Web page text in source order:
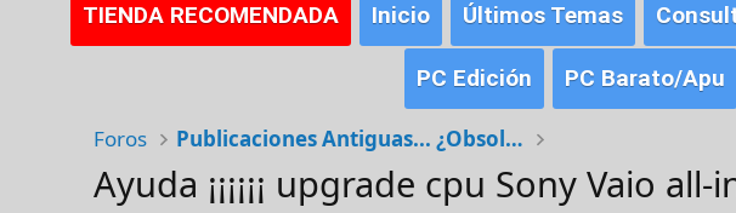
TIENDA RECOMENDADA
Inicio Últimos Temas
PC Edición PC Barato/Apu
Foros Publicaciones Antiguas... ¿Obsoletas?
Ayuda ¡¡¡¡¡¡ upgrade cpu Sony Vaio